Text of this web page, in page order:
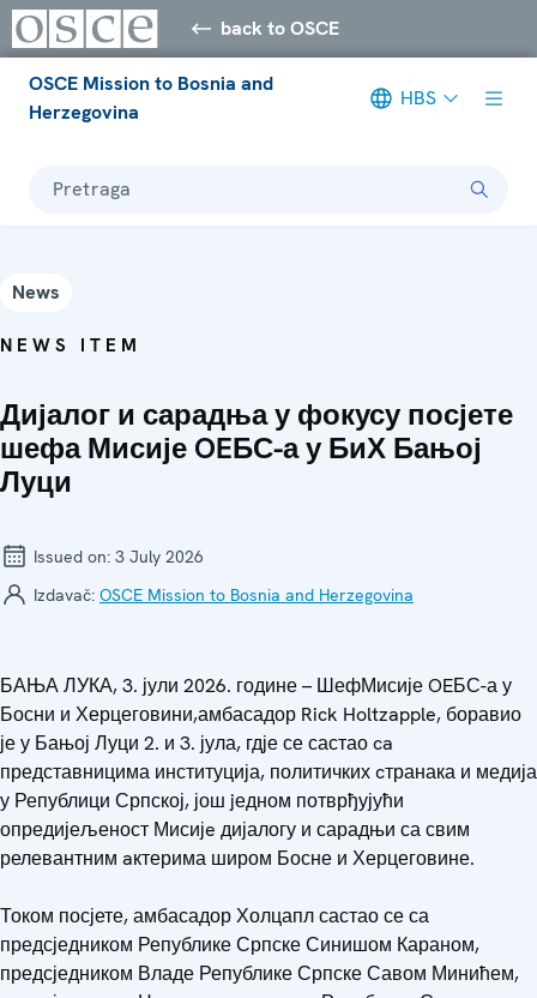
back to OSCE
OSCE Mission to Bosnia and
Herzegovina
HBS
Pretraga
News
NEWS ITEM
Дијалог и сарадња у фокусу посјете
шефа Мисије OEБС-а у БиХ Бањој
Луци
Issued on: 3 July 2026
Izdavač: OSCE Mission to Bosnia and Herzegovina
БАЊА ЛУКА, 3. јули 2026. године – ШефМисије OEБС-а у
Босни и Херцеговини,амбасадор Rick Holtzapple, боравио
је у Бањој Луци 2. и 3. јула, гдје се састао ca
представницима институција, политичких cтранака и медија
у Републици Српској, још jедном потврђујући
опредијељеност Мисијe дијалогу и сарадњи са свим
релевантним aктерима широм Босне и Херцеговине.
Током посјете, амбасадор Холцапл састао се са
предсједником Републике Српске Синишом Караном,
предсједником Владе Републике Српске Савом Минићем,